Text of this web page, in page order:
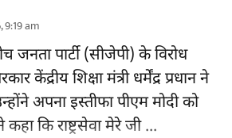
9:19 am
जनता पार्टी (सीजेपी) के विरोध
केंद्रीय शिक्षा मंत्री धर्मेंद्र प्रधान ने
अपना इस्तीफा पीएम मोदी को
कि राष्ट्रसेवा मेरे जी ...